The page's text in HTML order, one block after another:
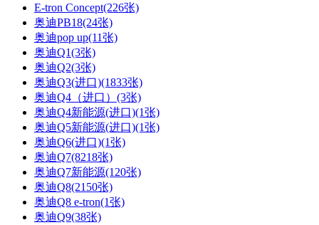
E-tron Concept(226张)
奥迪PB18(24张)
奥迪pop up(11张)
奥迪Q1(3张)
奥迪Q2(3张)
奥迪Q3(进口)(1833张)
奥迪Q4（进口）(3张)
奥迪Q4新能源(进口)(1张)
奥迪Q5新能源(进口)(1张)
奥迪Q6(进口)(1张)
奥迪Q7(8218张)
奥迪Q7新能源(120张)
奥迪Q8(2150张)
奥迪Q8 e-tron(1张)
奥迪Q9(38张)